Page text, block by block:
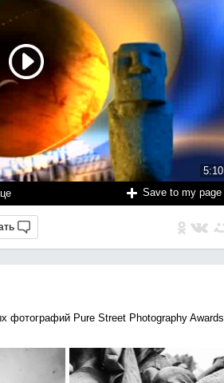
5:10
Save to my page
фотографий Pure Street Photography Awards